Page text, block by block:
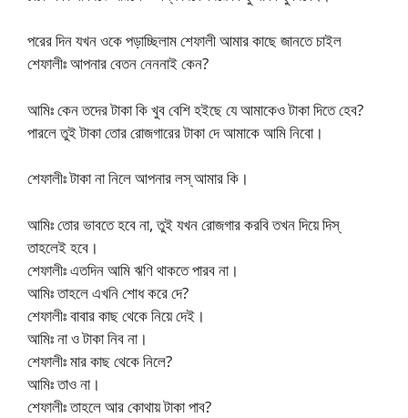
পরের দিন যখন ওকে পড়াচ্ছিলাম শেফালী আমার কাছে জানতে চাইল
শেফালীঃ আপনার বেতন নেননাই কেন?
আমিঃ কেন তদের টাকা কি খুব বেশি হইছে যে আমাকেও টাকা দিতে হেব?
পারলে তুই টাকা তোর রোজগারের টাকা দে আমাকে আমি নিবো।
শেফালীঃ টাকা না নিলে আপনার লস্‌ আমার কি।
আমিঃ তোর ভাবতে হবে না, তুই যখন রোজগার করবি তখন দিয়ে দিস্‌
তাহলেই হবে।
শেফালীঃ এতদিন আমি ঋণি থাকতে পারব না।
আমিঃ তাহলে এখনি শোধ করে দে?
শেফালীঃ বাবার কাছ থেকে নিয়ে দেই।
আমিঃ না ও টাকা নিব না।
শেফালীঃ মার কাছ থেকে নিলে?
আমিঃ তাও না।
শেফালীঃ তাহলে আর কোথায় টাকা পাব?